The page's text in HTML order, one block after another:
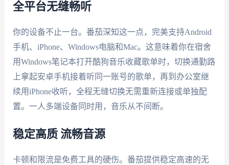
全平台无缝畅听
你的设备不止一台。番茄深知这一点，完美支持Android
手机、iPhone、Windows电脑和Mac。这意味着你在宿舍
用Windows笔记本打开酷狗音乐收藏歌单时，切换通勤路
上拿起安卓手机接着听同一账号的歌单，再到办公室继
续用iPhone收听，全程无缝切换无需重新连接或单独配
置。一人多端设备同时用，音乐从不间断。
稳定高质 流畅音源
卡顿和限流是免费工具的硬伤。番茄提供稳定高速的无